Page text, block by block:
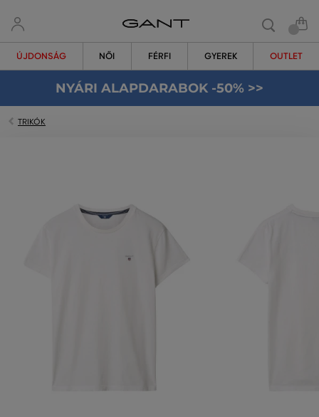
ÚJDONSÁG NŐI FÉRFI GYEREK OUTLET
NYÁRI ALAPDARABOK -50% >>
TRIKÓK